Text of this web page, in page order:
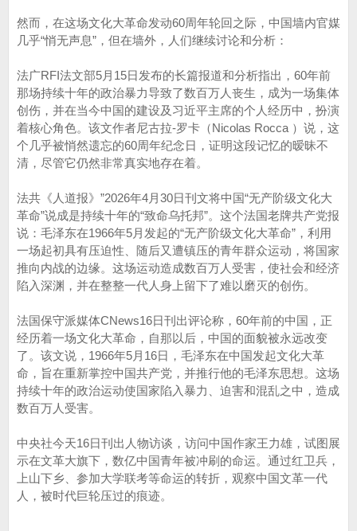
然而，在这场文化大革命发动60周年轮回之际，中国墙内官媒
几乎“悄无声息”，但在墙外，人们继续讨论和分析：
法广RFI法文部5月15日发布的长篇报道和分析指出，60年前
那场持续十年的政治暴力导致了数百万人丧生，成为一场集体
创伤，并在当今中国的建设及习近平主席的个人经历中，扮演
着核心角色。该文作者尼古拉-罗卡（Nicolas Rocca ）说，这
个几乎被悄然遗忘的60周年纪念日，证明这段记忆的暧昧不
清，尽管它仍然非常真实地存在着。
法共《人道报》”2026年4月30日刊文将中国“无产阶级文化大
革命”说成是持续十年的“致命乌托邦”。这个法国老牌共产党报
说：毛泽东在1966年5月发起的“无产阶级文化大革命”，利用
一场起初具有压迫性、随后又遭镇压的青年群众运动，将国家
推向内战的边缘。这场运动造成数百万人受害，使社会和经济
陷入深渊，并在整整一代人身上留下了难以磨灭的创伤。
法国保守派媒体CNews16日刊出评论称，60年前的中国，正
经历着一场文化大革命，自那以后，中国的面貌被永远改变
了。该文说，1966年5月16日，毛泽东在中国发起文化大革
命，旨在重新掌控中国共产党，并推行他的毛泽东思想。这场
持续十年的政治运动使国家陷入暴力、迫害和混乱之中，造成
数百万人受害。
中央社今天16日刊出人物访谈，访问中国作家王力雄，试图展
示在文革大旗下，数亿中国青年被冲刷的命运。通过红卫兵，
上山下乡、参加大学联考等命运的转折，观察中国文革一代
人，被时代巨轮压过的痕迹。